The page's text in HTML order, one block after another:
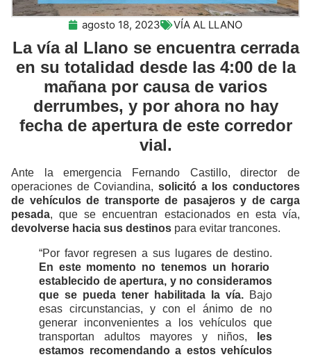
agosto 18, 2023 VÍA AL LLANO
La vía al Llano se encuentra cerrada
en su totalidad desde las 4:00 de la
mañana por causa de varios
derrumbes, y por ahora no hay
fecha de apertura de este corredor
vial.
Ante la emergencia Fernando Castillo, director de
operaciones de Coviandina, solicitó a los conductores
de vehículos de transporte de pasajeros y de carga
pesada, que se encuentran estacionados en esta vía,
devolverse hacia sus destinos para evitar trancones.
“Por favor regresen a sus lugares de destino.
En este momento no tenemos un horario
establecido de apertura, y no consideramos
que se pueda tener habilitada la vía. Bajo
esas circunstancias, y con el ánimo de no
generar inconvenientes a los vehículos que
transportan adultos mayores y niños, les
estamos recomendando a estos vehículos